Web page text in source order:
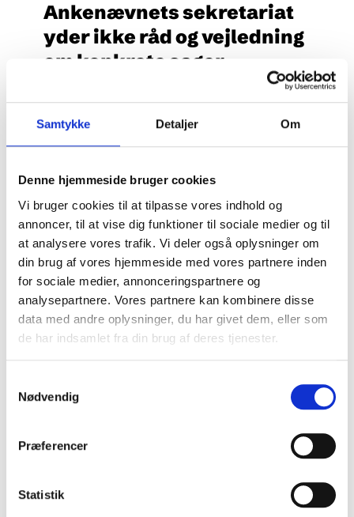
Samtykke Detaljer Om
Denne hjemmeside bruger cookies
Vi bruger cookies til at tilpasse vores indhold og
annoncer, til at vise dig funktioner til sociale medier og til
at analysere vores trafik. Vi deler også oplysninger om
din brug af vores hjemmeside med vores partnere inden
for sociale medier, annonceringspartnere og
analysepartnere. Vores partnere kan kombinere disse
data med andre oplysninger, du har givet dem, eller som
de har indsamlet fra din brug af deres tjenester.
Nødvendig
Præferencer
Statistik
Ankenævnets sekretariat
yder ikke råd og vejledning
om konkrete sager
I praksis betyder det, at sekretariatet ikke kan
udtale sig om chancerne for at få medhold i
en sag eller om en eventuel kompensations
ankenævnet. Alle sager er forskellige, så den
endelige beslutning om, hvorvidt en sag kan
behandles, kan først afgøres, når
ankenævnets sekretariat har modtaget
samtlige bilag sammen med den udfyldte
klageformular.
eksempler på
tidligere afgørelser
, så du kan få et indtryk af,
hvordan ankenævnet har vurderet forskellige